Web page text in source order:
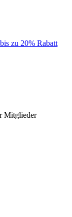
zu 20% Rabatt
Mitglieder